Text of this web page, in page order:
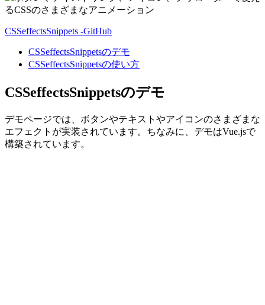
CSSeffectsSnippets -GitHub
CSSeffectsSnippetsのデモ
CSSeffectsSnippetsの使い方
CSSeffectsSnippetsのデモ
デモページでは、ボタンやテキストやアイコンのさまざまな
エフェクトが実装されています。ちなみに、デモはVue.jsで
構築されています。